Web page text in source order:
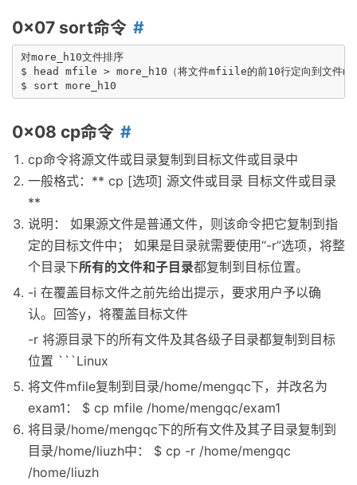
0x07 sort命令
对more_h10文件排序
$ head mfile > more_h10（将文件mfiile的前10行定向到文件
0x08 cp命令
cp命令将源文件或目录复制到目标文件或目录中
一般格式：** cp [选项] 源文件或目录 目标文件或目录
**
说明： 如果源文件是普通文件，则该命令把它复制到指
定的目标文件中； 如果是目录就需要使用“-r”选项，将整
个目录下所有的文件和子目录都复制到目标位置。
-i 在覆盖目标文件之前先给出提示，要求用户予以确
认。回答y，将覆盖目标文件
-r 将源目录下的所有文件及其各级子目录都复制到目标
位置 ```Linux
将文件mfile复制到目录/home/mengqc下，并改名为
exam1： $ cp mfile /home/mengqc/exam1
将目录/home/mengqc下的所有文件及其子目录复制到
目录/home/liuzh中： $ cp -r /home/mengqc
/home/liuzh